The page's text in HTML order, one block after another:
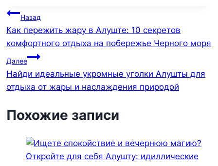
Навигация
по
записям
Назад
Как пережить жару в Алуште: 10 секретов
комфортного отдыха на побережье Черного моря
Далее
Найди идеальные укромные уголки Алушты для
отдыха от жары и наслаждения природой
Похожие записи